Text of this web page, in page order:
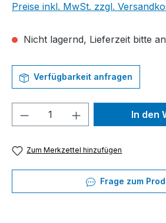
Preise inkl. MwSt. zzgl.
Nicht lagernd, Lieferzeit bitte
Verfügbarkeit anfragen
Produkt Anzahl: GibIn den
Zum Merkzettel hinzufügen
Frage zum